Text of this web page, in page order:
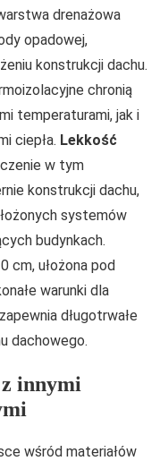
drenażowa
opadowej,
konstrukcji dachu.
chronią
temperaturami, jak i
ciepła. Lekkość
w tym
konstrukcji dachu,
systemów
budynkach.
cm, ułożona pod
warunki dla
długotrwałe
dachowego.
innymi
wśród materiałów